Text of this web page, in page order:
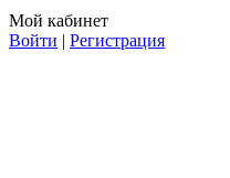
Мой кабинет
Войти | Регистрация